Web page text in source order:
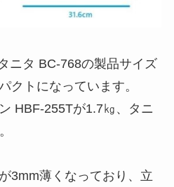
ニタ BC-768の製品サイズ
クトになっています。
HBF-255Tが1.7㎏、タニ
3mm薄くなっており、立